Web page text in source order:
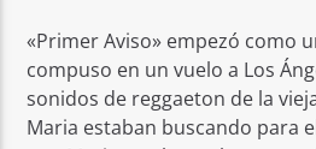
«Primer Aviso» empezó como
compuso en un vuelo a Los
sonidos de reggaeton de la
Maria estaban buscando para